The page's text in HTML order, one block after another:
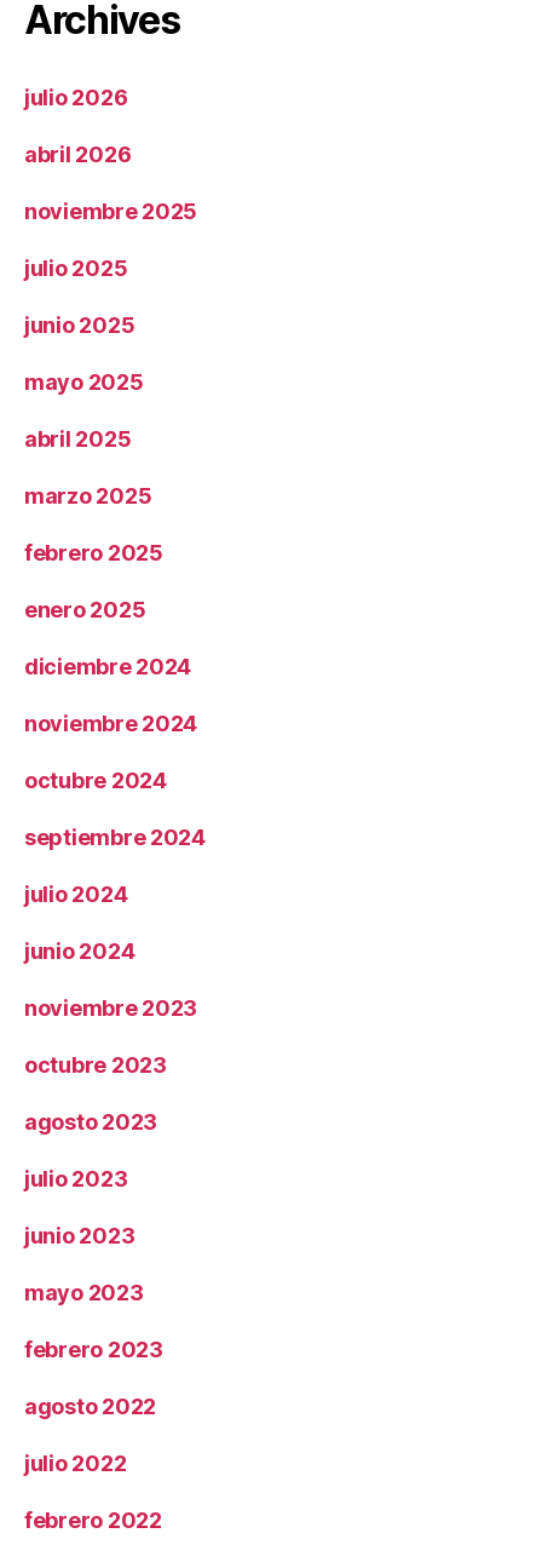
Archives
julio 2026
abril 2026
noviembre 2025
julio 2025
junio 2025
mayo 2025
abril 2025
marzo 2025
febrero 2025
enero 2025
diciembre 2024
noviembre 2024
octubre 2024
septiembre 2024
julio 2024
junio 2024
noviembre 2023
octubre 2023
agosto 2023
julio 2023
junio 2023
mayo 2023
febrero 2023
agosto 2022
julio 2022
febrero 2022